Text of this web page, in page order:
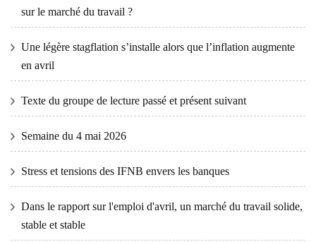
sur le marché du travail ?
Une légère stagflation s’installe alors que l’inflation augmente
en avril
Texte du groupe de lecture passé et présent suivant
Semaine du 4 mai 2026
Stress et tensions des IFNB envers les banques
Dans le rapport sur l'emploi d'avril, un marché du travail solide,
stable et stable